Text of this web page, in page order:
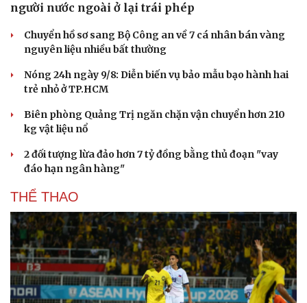
người nước ngoài ở lại trái phép
Chuyển hồ sơ sang Bộ Công an về 7 cá nhân bán vàng
nguyên liệu nhiều bất thường
Nóng 24h ngày 9/8: Diễn biến vụ bảo mẫu bạo hành hai
trẻ nhỏ ở TP.HCM
Biên phòng Quảng Trị ngăn chặn vận chuyển hơn 210
kg vật liệu nổ
2 đối tượng lừa đảo hơn 7 tỷ đồng bằng thủ đoạn "vay
đáo hạn ngân hàng"
THỂ THAO